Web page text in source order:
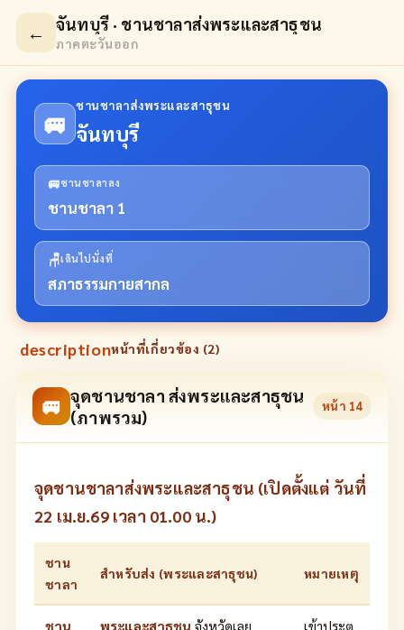
← จันทบุรี · ชานชาลาส่งพระและสาธุชน
ภาคตะวันออก
🚐
ชานชาลาส่งพระและสาธุชน
จันทบุรี
🚐ชานชาลาลง
ชานชาลา 1
🪑เดินไปนั่งที่
สภาธรรมกายสากล
descriptionหน้าที่เกี่ยวข้อง (2)
🚐 จุดชานชาลา ส่งพระและสาธุชน
(ภาพรวม)
หน้า 14
จุดชานชาลาส่งพระและสาธุชน (เปิดตั้งแต่ วันที่
22 เม.ย.69 เวลา 01.00 น.)
ชาน
ชาลา
สำหรับส่ง (พระและสาธุชน) หมายเหตุ
ชาน
พระและสาธุชน จังหวัดเลย
เข้าประตู